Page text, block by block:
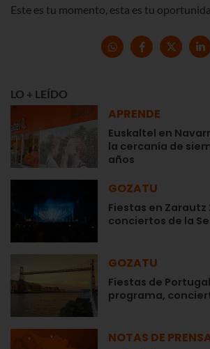
Este es tu momento, esta es tu
LO + LEÍDO
APRENDE
Euskaltel en
la cercanía de
años
GOZATU
Fiestas en
conciertos de la
GOZATU
Fiestas de
programa,
NOTAS DE